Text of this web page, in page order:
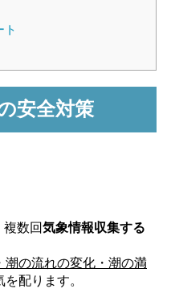
ト
安全対策
数回気象情報収集する
潮の流れの変化・潮の満
を配ります。